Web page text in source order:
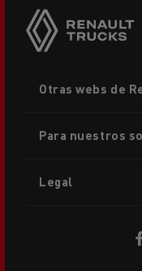
menu
Otras webs de
Para nuestros
Legal